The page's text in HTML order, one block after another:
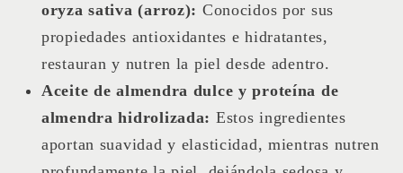
oryza sativa (arroz): Conocidos por sus
propiedades antioxidantes e hidratantes,
restauran y nutren la piel desde adentro.
Aceite de almendra dulce y proteína de
almendra hidrolizada: Estos ingredientes
aportan suavidad y elasticidad, mientras nutren